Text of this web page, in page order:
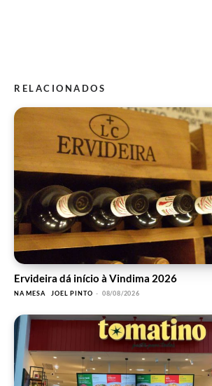
RELACIONADOS
Ervideira dá início à Vindima 2026
NA MESA JOEL PINTO - 08/08/2026